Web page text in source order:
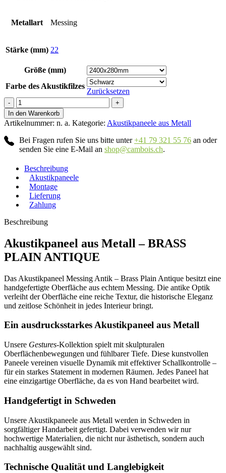
Metallart Messing
Stärke (mm) 22
Größe (mm)
Farbe des Akustikfilzes
Zurücksetzen
Brass
Plain
Antique
Menge
In den Warenkorb
Artikelnummer: n. a. Kategorie: Akustikpaneele aus Metall
Bei Fragen rufen Sie uns bitte unter+41 79 321 55 76 an oder
senden Sie eine E-Mail an shop@cambois.ch.
Beschreibung
Akustikpaneele
Montage
Lieferung
Zahlung
Beschreibung
Akustikpaneel aus Metall – BRASS
PLAIN ANTIQUE
Das Akustikpaneel Messing Antik – Brass Plain Antique besitzt eine
handgefertigte Oberfläche aus echtem Messing. Die antike Optik
verleiht der Oberfläche eine reiche Textur, die historische Eleganz
und zeitlose Schönheit in jedes Interieur bringt.
Ein ausdrucksstarkes Akustikpaneel aus Metall
Unsere Gestures-Kollektion spielt mit skulpturalen
Oberflächenbewegungen und fühlbarer Tiefe. Diese kunstvollen
Paneele vereinen visuelle Dynamik mit effektiver Schallkontrolle –
für ein starkes Statement in modernen Räumen. Jedes Paneel hat
eine einzigartige Oberfläche, da es von Hand bearbeitet wird.
Handgefertigt in Schweden
Unsere Akustikpaneele aus Metall werden in Schweden in
sorgfältiger Handarbeit gefertigt. Dabei verwenden wir nur
hochwertige Materialien, die nicht nur ästhetisch, sondern auch
nachhaltig ausgewählt sind.
Technische Qualität und Langlebigkeit